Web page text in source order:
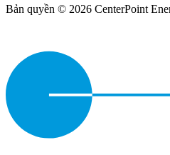
Bản quyền © 2026 CenterPoint